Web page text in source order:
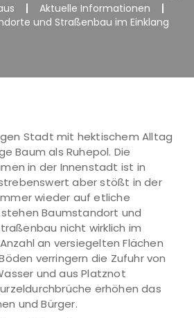
Aktuelle Informationen
und Straßenbau im Einklang
Stadt mit hektischem Alltag
Baum als Ruhepol. Die
in der Innenstadt ist in
aber stößt in der
wieder auf etliche
stehen Baumstandort und
nicht wirklich im
an versiegelten Flächen
verringern die Zufuhr von
und aus Platznot
erhöhen das
und Bürger.